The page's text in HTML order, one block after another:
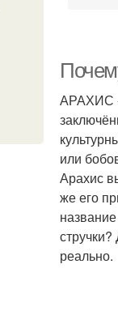
АРАХИС -
или
Арахис
же его
реально.